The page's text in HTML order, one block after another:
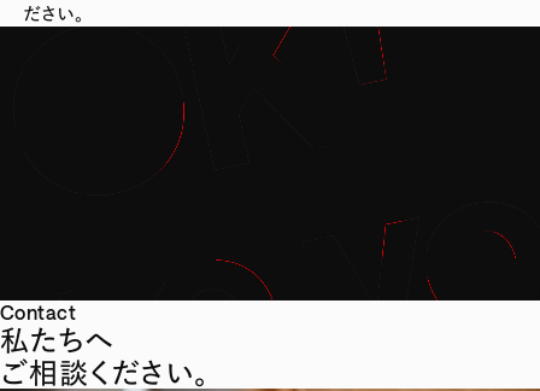
ださい。
Contact
私たちへ
ご相談ください。